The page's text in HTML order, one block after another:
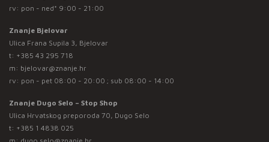
rv: pon - ned* 9:00 - 21:00
Znanje Bjelovar
Ulica Frana Supila 3, Bjelovar
t: +385 43 295 718
m: bjelovar@znanje.hr
rv: pon - pet 08:00 - 20:00 ; sub 08:00 - 14:00
Znanje Dugo Selo – Stop Shop
Ulica Hrvatskog preporoda 70, Dugo Selo
t: +385 1 4838 025